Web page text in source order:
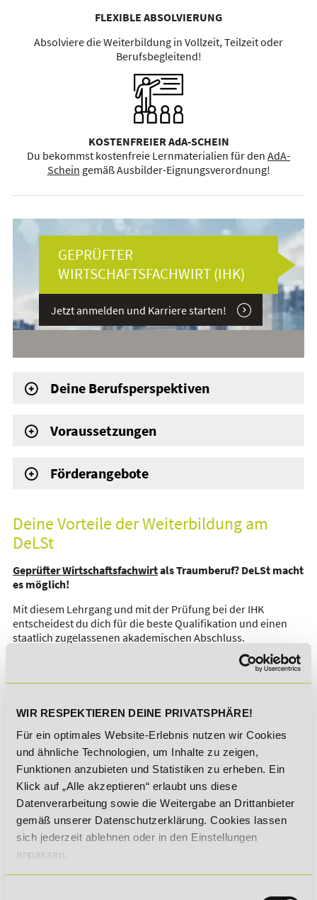
WIR RESPEKTIEREN DEINE PRIVATSPHÄRE!
Für ein optimales Website-Erlebnis nutzen wir Cookies
und ähnliche Technologien, um Inhalte zu zeigen,
Funktionen anzubieten und Statistiken zu erheben. Ein
Klick auf „Alle akzeptieren“ erlaubt uns diese
Datenverarbeitung sowie die Weitergabe an Drittanbieter
gemäß unserer Datenschutzerklärung. Cookies lassen
sich jederzeit ablehnen oder in den Einstellungen
anpassen.
FLEXIBLE ABSOLVIERUNG
Absolviere die Weiterbildung in Vollzeit, Teilzeit oder
Berufsbegleitend!
KOSTENFREIER AdA-SCHEIN
Du bekommst kostenfreie Lernmaterialien für den AdA-
Schein gemäß Ausbilder-Eignungsverordnung!
GEPRÜFTER
WIRTSCHAFTSFACHWIRT (IHK)
Jetzt anmelden und Karriere starten!
Deine Berufsperspektiven
Voraussetzungen
Förderangebote
Deine Vorteile der Weiterbildung am
DeLSt
Geprüfter Wirtschaftsfachwirtals Traumberuf? DeLSt macht
es möglich!
Mit diesem Lehrgang und mit der Prüfung bei der IHK
entscheidest du dich für die beste Qualifikation und einen
staatlich zugelassenen akademischen Abschluss.
Die berufliche Weiterbildung zum Wirtschaftsfachwirt IHK
höchste Flexibilität während des Lernens
berufsbegleitend
Online-Campus-jederzeit Zugriff auf deine Lerninhalte
anerkannterAbschluss auf Bachelor-Niveau (DQR -
Niveau 6) nach Bestehen der IHK-Prüfung
keine Zulassungsvoraussetzungen
für den internen
Abschluss
Melde dich noch heute zurWirtschaftsfachwirt
Weiterbildung